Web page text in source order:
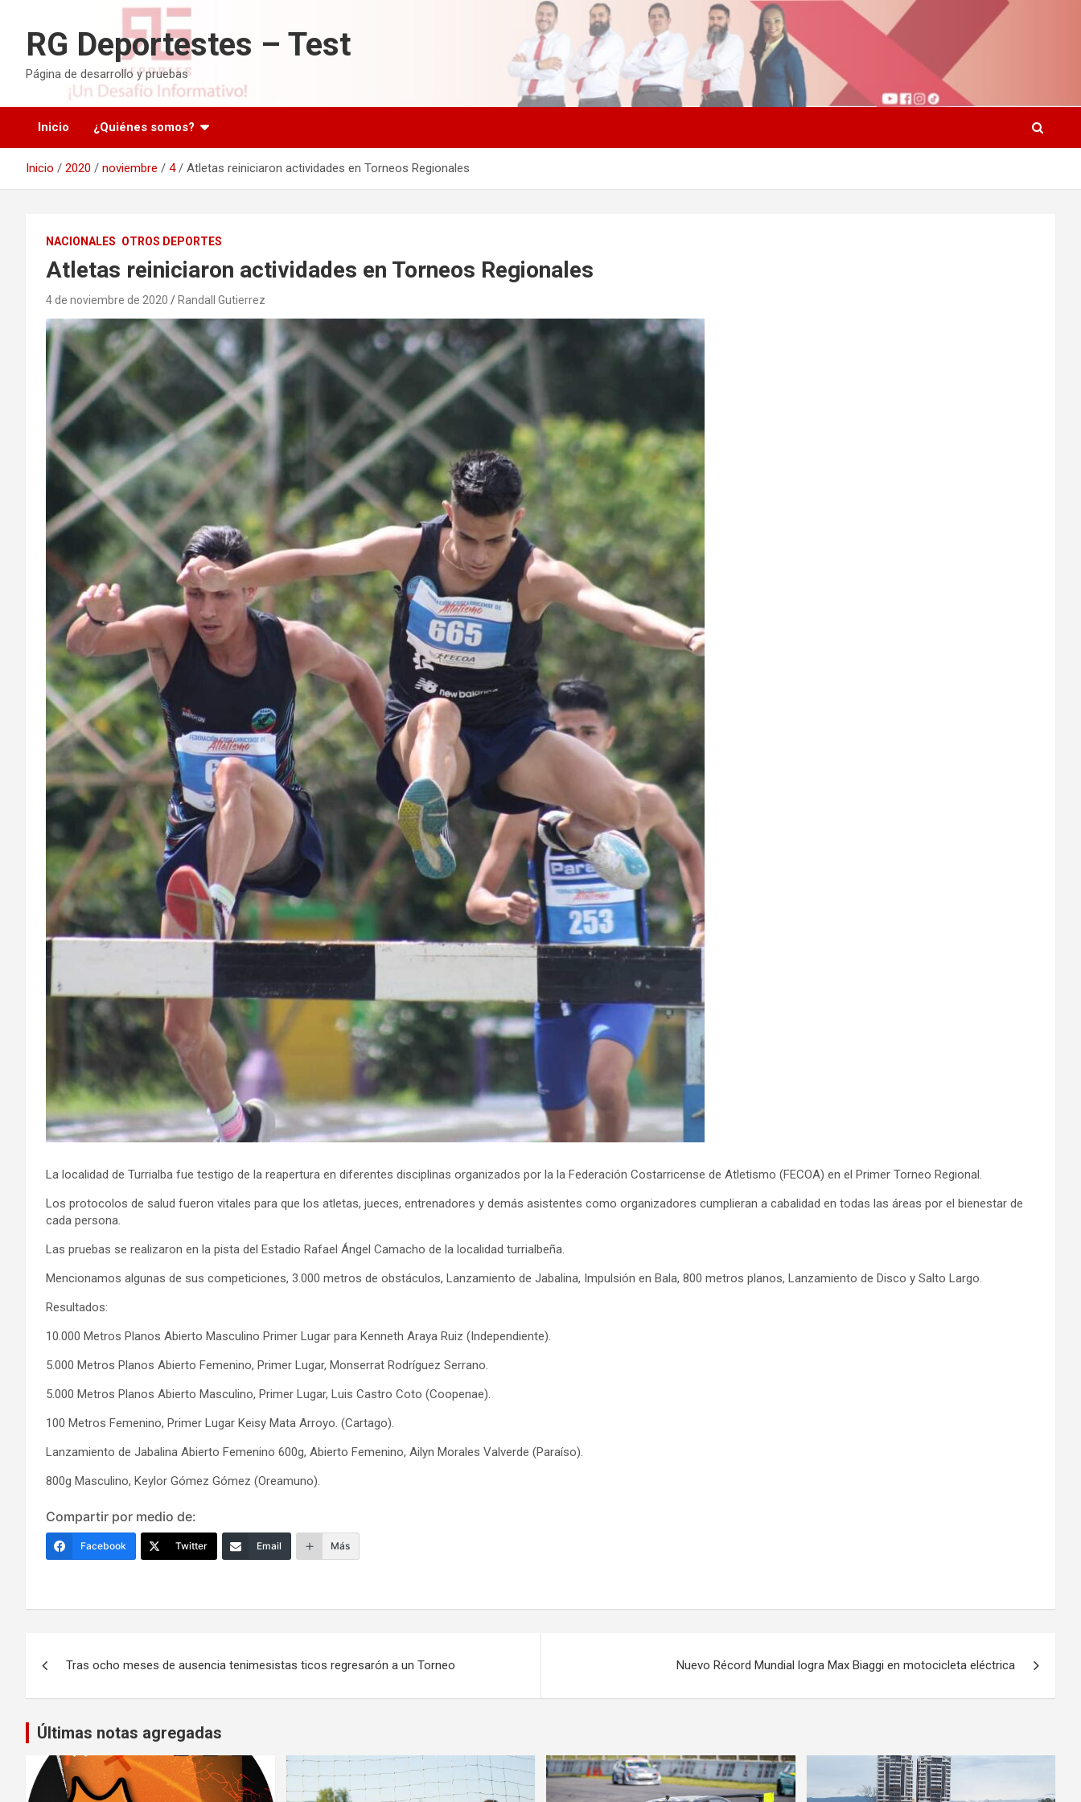
contenidoRG Deportestes – Test
Página de desarrollo y pruebas
Inicio ¿Quiénes somos?
Inicio 2020 noviembre 4 Atletas reiniciaron actividades en Torneos Regionales
NACIONALES OTROS DEPORTES
Atletas reiniciaron actividades en Torneos Regionales
4 de noviembre de 2020 Randall Gutierrez
La localidad de Turrialba fue testigo de la reapertura en diferentes disciplinas organizados por la la Federación Costarricense de Atletismo (FECOA) en el Primer Torneo Regional.
Los protocolos de salud fueron vitales para que los atletas, jueces, entrenadores y demás asistentes como organizadores cumplieran a cabalidad en todas las áreas por el bienestar de
cada persona.
Las pruebas se realizaron en la pista del Estadio Rafael Ángel Camacho de la localidad turrialbeña.
Mencionamos algunas de sus competiciones, 3.000 metros de obstáculos, Lanzamiento de Jabalina, Impulsión en Bala, 800 metros planos, Lanzamiento de Disco y Salto Largo.
Resultados:
10.000 Metros Planos Abierto Masculino Primer Lugar para Kenneth Araya Ruiz (Independiente).
5.000 Metros Planos Abierto Femenino, Primer Lugar, Monserrat Rodríguez Serrano.
5.000 Metros Planos Abierto Masculino, Primer Lugar, Luis Castro Coto (Coopenae).
100 Metros Femenino, Primer Lugar Keisy Mata Arroyo. (Cartago).
Lanzamiento de Jabalina Abierto Femenino 600g, Abierto Femenino, Ailyn Morales Valverde (Paraíso).
800g Masculino, Keylor Gómez Gómez (Oreamuno).
Compartir por medio de:
Facebook Twitter Email Más
entradas
Tras ocho meses de ausencia tenimesistas ticos regresarón a un Torneo Nuevo Récord Mundial logra Max Biaggi en motocicleta eléctrica
Últimas notas agregadas